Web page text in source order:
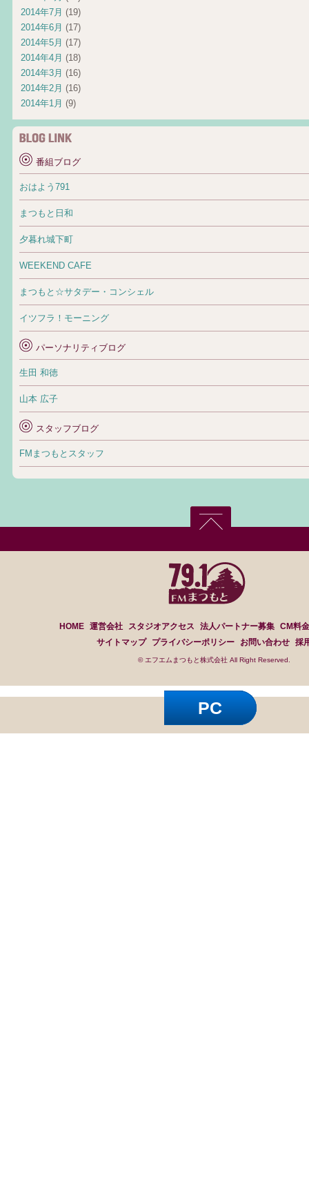
2014年7月 (19)
2014年6月 (17)
2014年5月 (17)
2014年4月 (18)
2014年3月 (16)
2014年2月 (16)
2014年1月 (9)
番組ブログ
おはよう791
まつもと日和
夕暮れ城下町
WEEKEND CAFE
まつもと☆サタデー・コンシェル
イツフラ！モーニング
パーソナリティブログ
生田 和徳
山本 広子
スタッフブログ
FMまつもとスタッフ
HOME 運営会社 スタジオアクセス 法人パートナー募集 CM料
サイトマップ
プライバシーポリシー お問い合わせ 採
© エフエムまつもと株式会社 All Right Reserved.
PC